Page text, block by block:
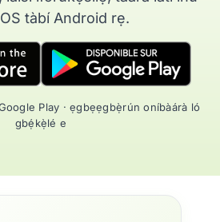
tàbí Android rẹ.
Play · ẹgbẹẹgbẹ̀rún oníbàárà ló
gbẹ́kẹ̀lé e